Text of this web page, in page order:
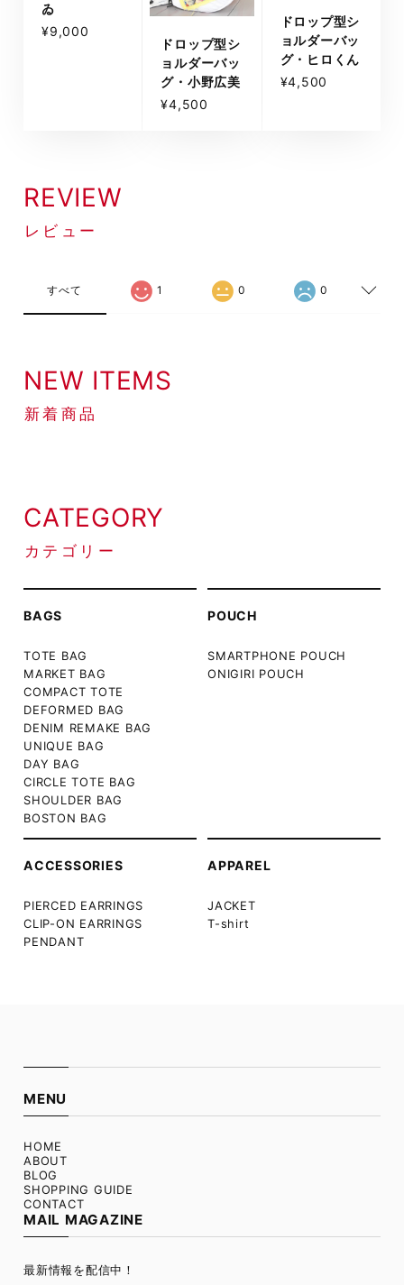
ゐ
¥9,000
ドロップ型シ
ョルダーバッ
グ・小野広美
¥4,500
ドロップ型シ
ョルダーバッ
グ・ヒロくん
¥4,500
REVIEW
レビュー
すべて 1 0 0
NEW ITEMS
新着商品
CATEGORY
カテゴリー
BAGS
TOTE BAG
MARKET BAG
COMPACT TOTE
DEFORMED BAG
DENIM REMAKE BAG
UNIQUE BAG
DAY BAG
CIRCLE TOTE BAG
SHOULDER BAG
BOSTON BAG
POUCH
SMARTPHONE POUCH
ONIGIRI POUCH
ACCESSORIES
PIERCED EARRINGS
CLIP-ON EARRINGS
PENDANT
APPAREL
JACKET
T-shirt
MENU
HOME
ABOUT
BLOG
SHOPPING GUIDE
CONTACT
MAIL MAGAZINE
最新情報を配信中！